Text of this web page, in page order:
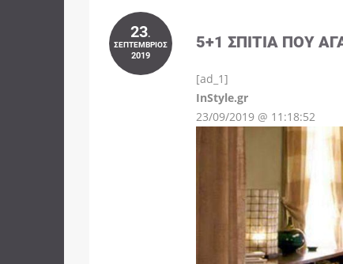
23.
ΣΕΠΤΈΜΒΡΙΟΣ
2019
5+1 ΣΠΊΤΙΑ ΠΟΥ
[ad_1]
InStyle.gr
23/09/2019 @ 11:18:52